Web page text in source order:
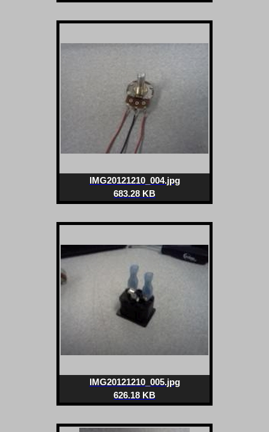
IMG20121210_004.jpg
683.28 KB
IMG20121210_005.jpg
626.18 KB